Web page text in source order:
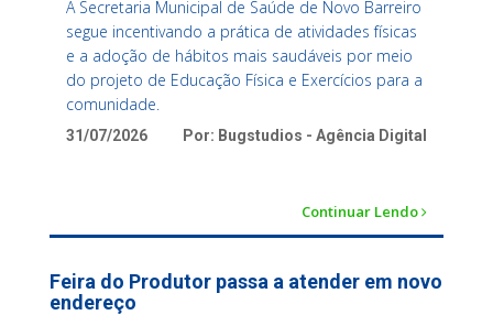
A Secretaria Municipal de Saúde de Novo Barreiro
segue incentivando a prática de atividades físicas
e a adoção de hábitos mais saudáveis por meio
do projeto de Educação Física e Exercícios para a
comunidade.
31/07/2026 Por: Bugstudios - Agência Digital
Continuar Lendo
Feira do Produtor passa a atender em novo
endereço